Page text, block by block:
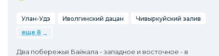
Улан-Удэ Иволгинский дацан
Чивыркуйский залив
еще 8
Два побережья Байкала - западное и восточное - в